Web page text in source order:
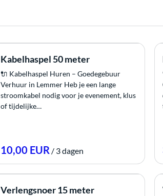
Kabelhaspel 50 meter
🔌 Kabelhaspel Huren – Goedegebuur
Verhuur in Lemmer Heb je een lange
stroomkabel nodig voor je evenement, klus
of tijdelijke…
/
Verlengsnoer 15 meter